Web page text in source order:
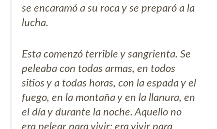
se encaramó a su roca y se preparó a la
lucha.
Esta comenzó terrible y sangrienta. Se
peleaba con todas armas, en todos
sitios y a todas horas, con la espada y el
fuego, en la montaña y en la llanura, en
el día y durante la noche. Aquello no
era pelear para vivir: era vivir para